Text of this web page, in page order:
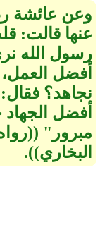
وعن عائشة
عنها قالت‏:‏
رسول الله
أفضل العمل،
نجاهد‏؟‏
أفضل
مبرور‏"‏
البخاري‏)‏‏)‏‏.‏